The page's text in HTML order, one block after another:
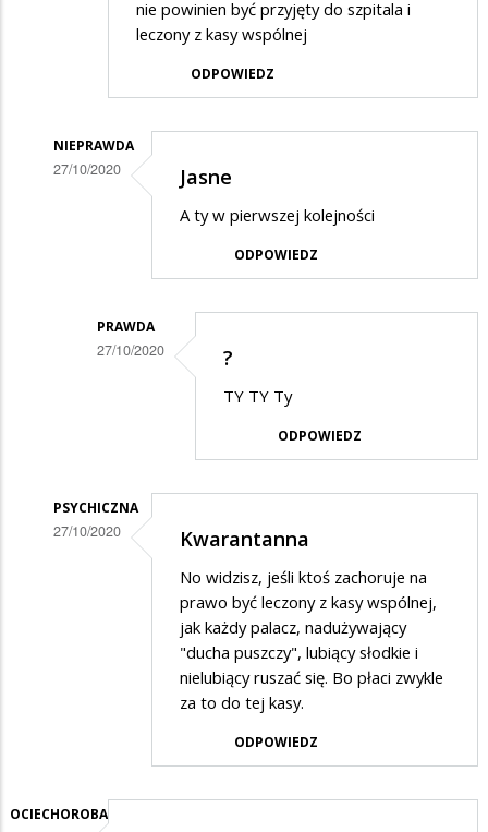
nie powinien być przyjęty do szpitala i
leczony z kasy wspólnej
ODPOWIEDZ
NIEPRAWDA
27/10/2020
odpowiedzi
Jasne
A ty w pierwszej kolejności
ODPOWIEDZ
PRAWDA
27/10/2020
odpowiedzi
na
?
TY TY Ty
ODPOWIEDZ
PSYCHICZNA
27/10/2020 Kwarantanna
No widzisz, jeśli ktoś zachoruje na
prawo być leczony z kasy wspólnej,
jak każdy palacz, nadużywający
"ducha puszczy", lubiący słodkie i
nielubiący ruszać się. Bo płaci zwykle
za to do tej kasy.
ODPOWIEDZ
OCIECHOROBA